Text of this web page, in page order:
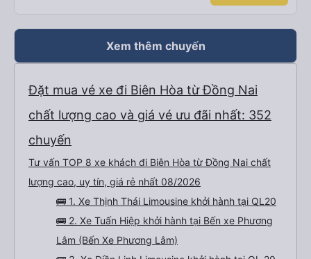
Xem thêm chuyến
Đặt mua vé xe đi Biên Hòa từ Đồng Nai
chất lượng cao và giá vé ưu đãi nhất: 352
chuyến
Tư vấn TOP 8 xe khách đi Biên Hòa từ Đồng Nai chất
lượng cao, uy tín, giá rẻ nhất 08/2026
🚌 1. Xe Thịnh Thái Limousine khởi hành tại QL20
🚌 2. Xe Tuấn Hiệp khởi hành tại Bến xe Phương
Lâm (Bến Xe Phương Lâm)